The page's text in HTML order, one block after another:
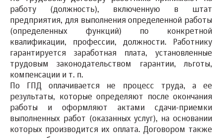
работу (должность), включенную в штат
предприятия, для выполнения определенной работы
(определенных функций) по конкретной
квалификации, профессии, должности. Работнику
гарантируется заработная плата, установленные
трудовым законодательством гарантии, льготы,
компенсации и т. п.
По ГПД оплачивается не процесс труда, а ее
результаты, которые определяют после окончания
работы и оформляют актами сдачи-приемки
выполненных работ (оказанных услуг), на основании
которых производится их оплата. Договором также